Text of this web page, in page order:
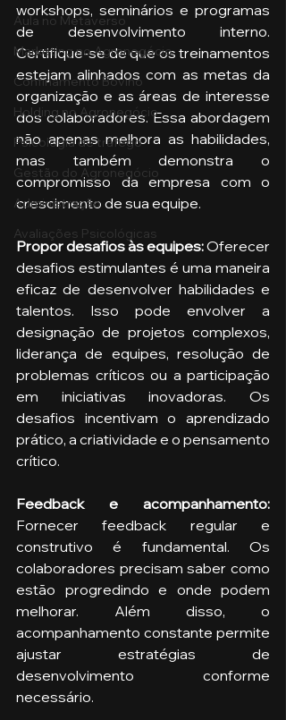
Aula no Metaverso
Marketing no Agronegócio
Confinamento Bovino
Holding no Agronegócio
Psicologia de tráfego
Gestão do Agronegócio
Administração
Avaliações Psicológicas
workshops, seminários e programas
de desenvolvimento interno.
Certifique-se de que os treinamentos
estejam alinhados com as metas da
organização e as áreas de interesse
dos colaboradores. Essa abordagem
não apenas melhora as habilidades,
mas também demonstra o
compromisso da empresa com o
crescimento de sua equipe.
Propor desafios às equipes: Oferecer
desafios estimulantes é uma maneira
eficaz de desenvolver habilidades e
talentos. Isso pode envolver a
designação de projetos complexos,
liderança de equipes, resolução de
problemas críticos ou a participação
em iniciativas inovadoras. Os
desafios incentivam o aprendizado
prático, a criatividade e o pensamento
crítico.
Fornecer feedback regular e
construtivo é fundamental. Os
colaboradores precisam saber como
estão progredindo e onde podem
melhorar. Além disso, o
acompanhamento constante permite
ajustar estratégias de
desenvolvimento conforme
necessário.